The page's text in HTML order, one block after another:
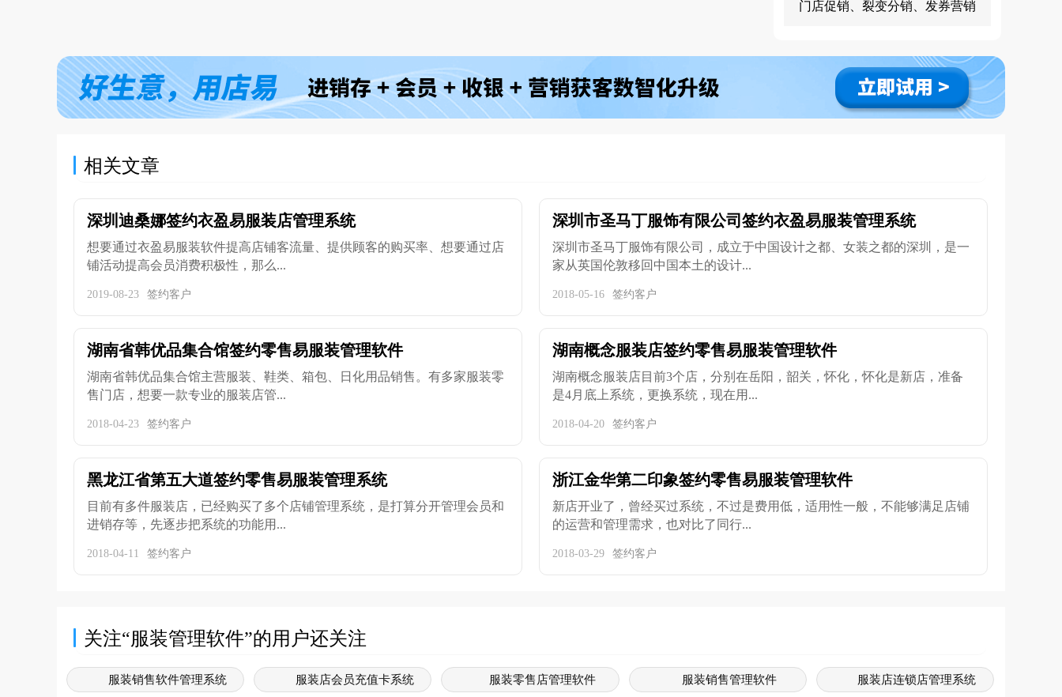
门店促销、裂变分销、发券营销
相关文章
深圳迪桑娜签约衣盈易服装店管理系统
想要通过衣盈易服装软件提高店铺客流量、提供顾客的购买率、想要通过店
铺活动提高会员消费积极性，那么...
2019-08-23 签约客户
深圳市圣马丁服饰有限公司签约衣盈易服装管理系统
深圳市圣马丁服饰有限公司，成立于中国设计之都、女装之都的深圳，是一
家从英国伦敦移回中国本土的设计...
2018-05-16 签约客户
湖南省韩优品集合馆签约零售易服装管理软件
湖南省韩优品集合馆主营服装、鞋类、箱包、日化用品销售。有多家服装零
售门店，想要一款专业的服装店管...
2018-04-23 签约客户
湖南概念服装店签约零售易服装管理软件
湖南概念服装店目前3个店，分别在岳阳，韶关，怀化，怀化是新店，准备
是4月底上系统，更换系统，现在用...
2018-04-20 签约客户
黑龙江省第五大道签约零售易服装管理系统
目前有多件服装店，已经购买了多个店铺管理系统，是打算分开管理会员和
进销存等，先逐步把系统的功能用...
2018-04-11 签约客户
浙江金华第二印象签约零售易服装管理软件
新店开业了，曾经买过系统，不过是费用低，适用性一般，不能够满足店铺
的运营和管理需求，也对比了同行...
2018-03-29 签约客户
关注“服装管理软件”的用户还关注
服装销售软件管理系统 服装店会员充值卡系统 服装零售店管理软件 服装销售管理软件 服装店连锁店管理系统